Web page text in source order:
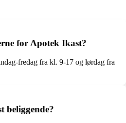
for Apotek Ikast?
fredag fra kl. 9-17 og lørdag fra
beliggende?